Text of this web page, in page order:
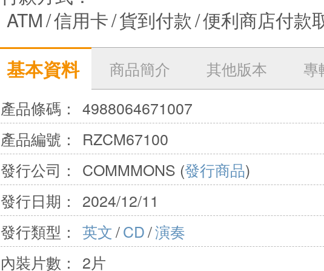
ATM/信用卡/貨到付款/便利商店付款
基本資料
商品簡介 其他版本
專
產品條碼： 4988064671007
產品編號：
RZCM67100
發行公司：
COMMMONS (發行商品)
發行日期：
2024/12/11
發行類型： 英文/CD/演奏
內裝片數：
2片